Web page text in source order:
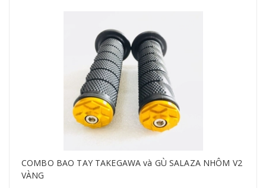
COMBO BAO TAY TAKEGAWA và GÙ SALAZA NHÔM V2
VÀNG